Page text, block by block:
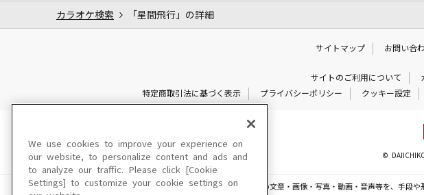
カラオケ検索 「星間飛行」の詳細
サイトマップ お問い合
サイトのご利用について
特定商取引法に基づく表示
プライバシーポリシー クッキー設定
©
このサイトに掲載されている一切の文章・画像・写真・動画・音声等を、手段
We use cookies to improve your experience on
our website, to personalize content and ads and
to analyze our traffic. Please click [Cookie
Settings] to customize your cookie settings on